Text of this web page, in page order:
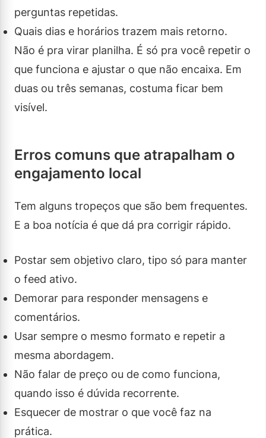
perguntas repetidas.
Quais dias e horários trazem mais retorno.
Não é pra virar planilha. É só pra você repetir o
que funciona e ajustar o que não encaixa. Em
duas ou três semanas, costuma ficar bem
visível.
Erros comuns que atrapalham o
engajamento local
Tem alguns tropeços que são bem frequentes.
E a boa notícia é que dá pra corrigir rápido.
Postar sem objetivo claro, tipo só para manter
o feed ativo.
Demorar para responder mensagens e
comentários.
Usar sempre o mesmo formato e repetir a
mesma abordagem.
Não falar de preço ou de como funciona,
quando isso é dúvida recorrente.
Esquecer de mostrar o que você faz na
prática.